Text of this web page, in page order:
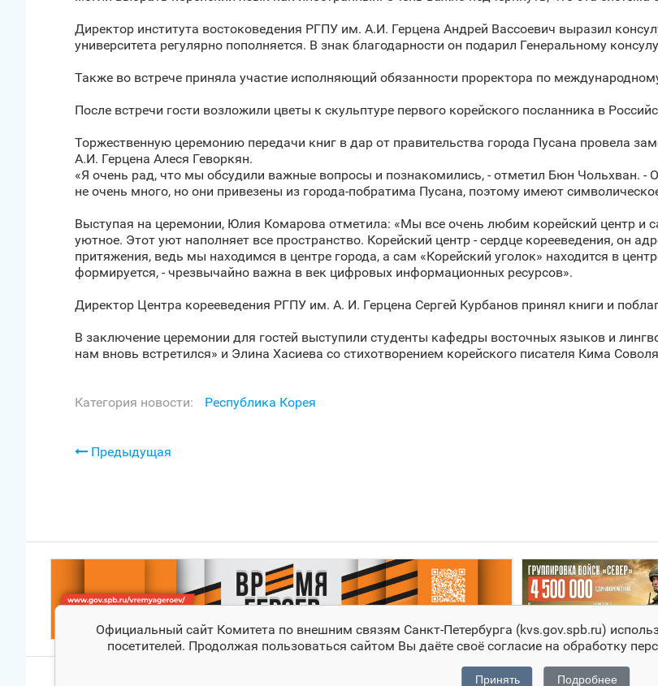
Директор института востоковедения РГПУ им. А.И. Герцена Андрей Вассоевич выразил
университета регулярно пополняется. В знак благодарности он подарил Генеральному
Также во встрече приняла участие исполняющий обязанности проректора по
После встречи гости возложили цветы к скульптуре первого корейского посланника в
Торжественную церемонию передачи книг в дар от правительства города Пусана провела
А.И. Герцена Алеся Геворкян.
«Я очень рад, что мы обсудили важные вопросы и познакомились, - отметил Бюн Чольхван. -
не очень много, но они привезены из города-побратима Пусана, поэтому имеют
Выступая на церемонии, Юлия Комарова отметила: «Мы все очень любим корейский центр и
уютное. Этот уют наполняет все пространство. Корейский центр - сердце корееведения, он
притяжения, ведь мы находимся в центре города, а сам «Корейский уголок» находится в
формируется, - чрезвычайно важна в век цифровых информационных ресурсов».
Директор Центра корееведения РГПУ им. А. И. Герцена Сергей Курбанов принял книги и
В заключение церемонии для гостей выступили студенты кафедры восточных языков и
нам вновь встретился» и Элина Хасиева со стихотворением корейского писателя Кима
Категория новости: Республика Корея
Предыдущая
Официальный сайт Комитета по внешним связям Санкт‑Петербурга (kvs.gov.spb.ru)
посетителей. Продолжая пользоваться сайтом Вы даёте своё согласие на обработку
Принять Подробнее